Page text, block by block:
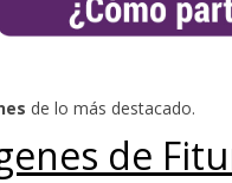
de lo más destacado.
de